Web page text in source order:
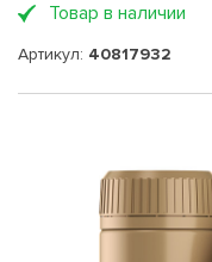
Товар в наличии
Артикул: 40817932